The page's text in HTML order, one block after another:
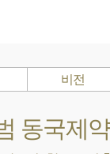
비전
동국제